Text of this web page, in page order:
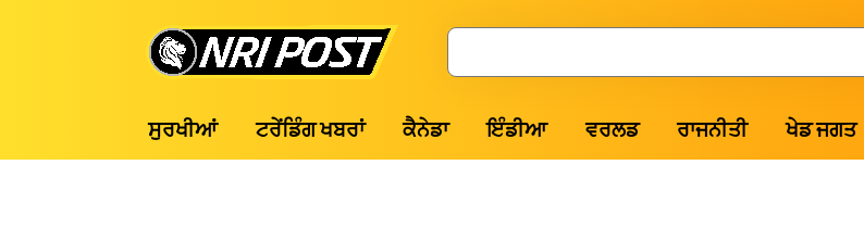
Post
Search
ਸੁਰਖੀਆਂ ਟਰੇਂਡਿੰਗ ਖਬਰਾਂ ਕੈਨੇਡਾ ਇੰਡੀਆ ਵਰਲਡ ਰਾਜਨੀਤੀ ਖੇਡ ਜਗਤ